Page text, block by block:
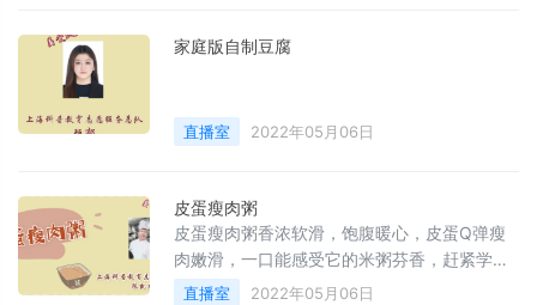
家庭版自制豆腐
直播室 2022年05月06日
皮蛋瘦肉粥
皮蛋瘦肉粥香浓软滑，饱腹暖心，皮蛋Q弹瘦
肉嫩滑，一口能感受它的米粥芬香，赶紧学起
来吧~
直播室 2022年05月06日